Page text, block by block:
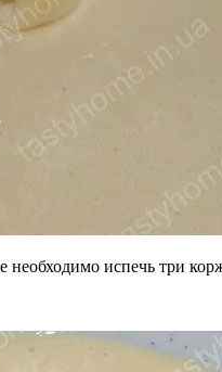
необходимо испечь три